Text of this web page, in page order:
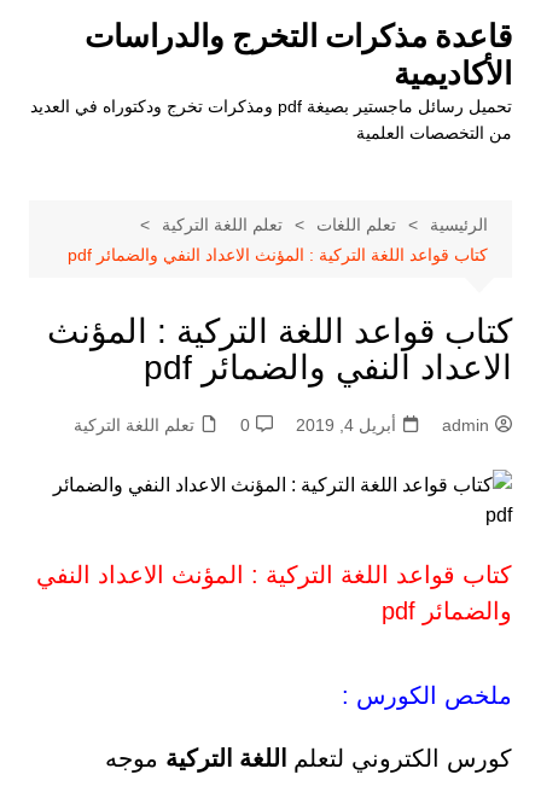
المحتوى
قاعدة مذكرات التخرج والدراسات
الأكاديمية
تحميل رسائل ماجستير بصيغة pdf ومذكرات تخرج ودكتوراه في العديد
من التخصصات العلمية
الرئيسية تعلم اللغات
تعلم اللغة التركية
كتاب قواعد اللغة التركية : المؤنث الاعداد النفي والضمائر pdf
كتاب قواعد اللغة التركية : المؤنث
الاعداد النفي والضمائر pdf
admin أبريل 4, 2019 0 تعلم اللغة التركية
كتاب قواعد اللغة التركية : المؤنث الاعداد النفي
والضمائر pdf
ملخص الكورس :
كورس الكتروني لتعلم اللغة التركية موجه